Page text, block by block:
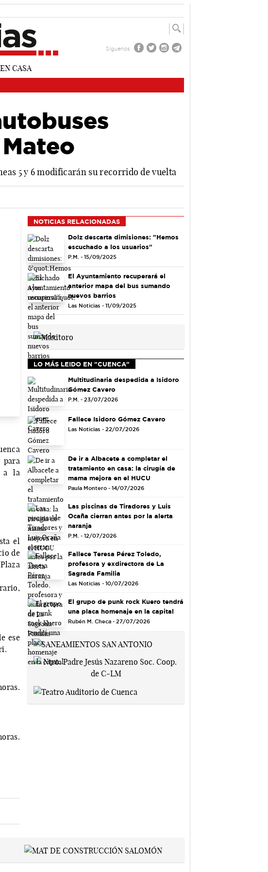
Síguenos
5 y 6 modificarán su recorrido de vuelta
para
a la
el
de
ese
NOTICIAS RELACIONADAS
Dolz descarta dimisiones: "Hemos
escuchado a los usuarios"
P.M. - 15/09/2025
El Ayuntamiento recuperará el
anterior mapa del bus sumando
nuevos barrios
Las Noticias - 11/09/2025
LO MÁS LEIDO EN "CUENCA"
Multitudinaria despedida a Isidoro
Gómez Cavero
P.M. - 23/07/2026
Fallece Isidoro Gómez Cavero
Las Noticias - 22/07/2026
De ir a Albacete a completar el
tratamiento en casa: la cirugía de
mama mejora en el HUCU
Paula Montero - 14/07/2026
Las piscinas de Tiradores y Luis
Ocaña cierran antes por la alerta
naranja
P.M. - 12/07/2026
Fallece Teresa Pérez Toledo,
profesora y exdirectora de La
Sagrada Familia
Las Noticias - 10/07/2026
El grupo de punk rock Kuero tendrá
una placa homenaje en la capital
Rubén M. Checa - 27/07/2026